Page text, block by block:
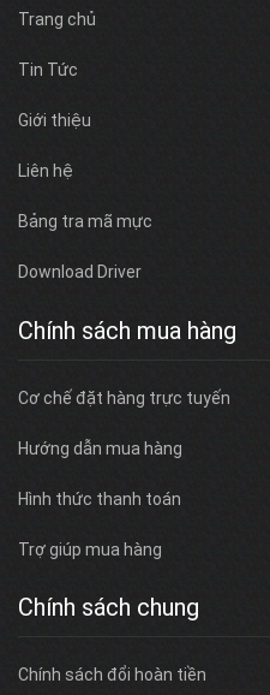
Trang chủ
Tin Tức
Giới thiệu
Liên hệ
Bảng tra mã mực
Download Driver
Chính sách mua hàng
Cơ chế đặt hàng trực tuyến
Hướng dẫn mua hàng
Hình thức thanh toán
Trợ giúp mua hàng
Chính sách chung
Chính sách đổi hoàn tiền